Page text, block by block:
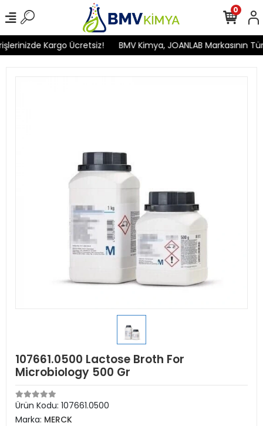
Kargo Ücretsiz! BMV Kimya, JOANLAB Markasının
0
107661.0500 Lactose Broth For
Microbiology 500 Gr
Ürün Kodu: 107661.0500
Marka: MERCK